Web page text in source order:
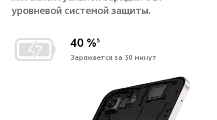
уровневой системой защиты.
40 %5
Заряжается за 30 минут